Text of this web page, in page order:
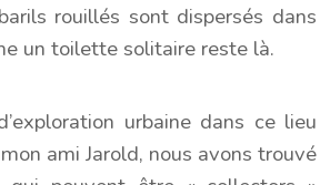
rouillés sont dispersés dans
un toilette solitaire reste là.
urbaine dans ce lieu
ami Jarold, nous avons trouvé